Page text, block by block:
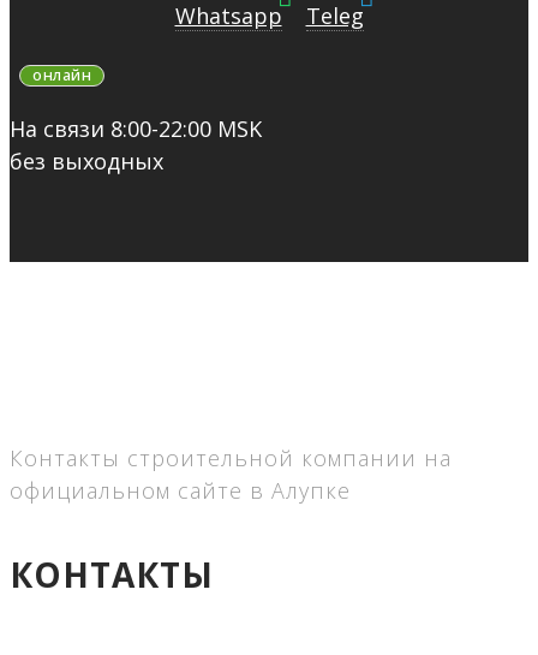
Whatsapp Teleg
онлайн
На связи 8:00-22:00 MSK
без выходных
Контакты строительной компании на
официальном сайте в Алупке
КОНТАКТЫ